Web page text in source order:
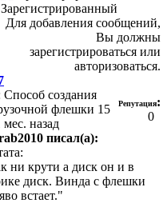
Зарегистрированный
Для добавления сообщений,
Вы должны
зарегистрироваться или
авторизоваться.
Способ создания
флешки 15
мес. назад
Репутация:
0
писал(а):
ни крути а диск он и в
диск. Винда с флешки
встает."